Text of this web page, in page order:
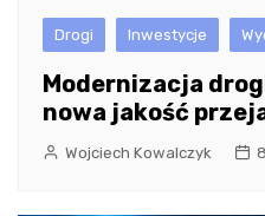
Drogi Inwestycje
Modernizacja
nowa jakość
Wojciech Kowalczyk